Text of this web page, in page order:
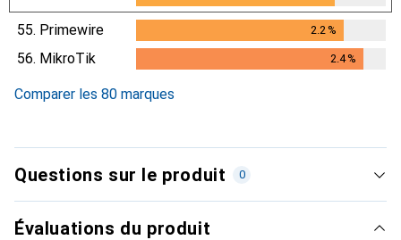
55. Primewire 2.2 %
56. MikroTik 2.4%
Comparer les 80 marques
Questions sur le produit 0
Évaluations du produit